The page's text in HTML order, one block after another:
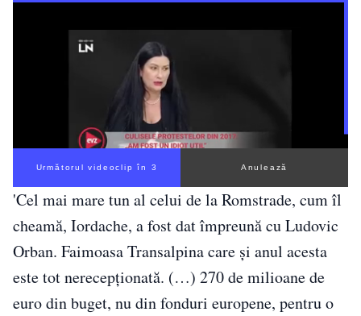
Următorul videoclip în 3 Anulează
'Cel mai mare tun al celui de la Romstrade, cum îl
cheamă, Iordache, a fost dat împreună cu Ludovic
Orban. Faimoasa Transalpina care şi anul acesta
este tot nerecepţionată. (…) 270 de milioane de
euro din buget, nu din fonduri europene, pentru o